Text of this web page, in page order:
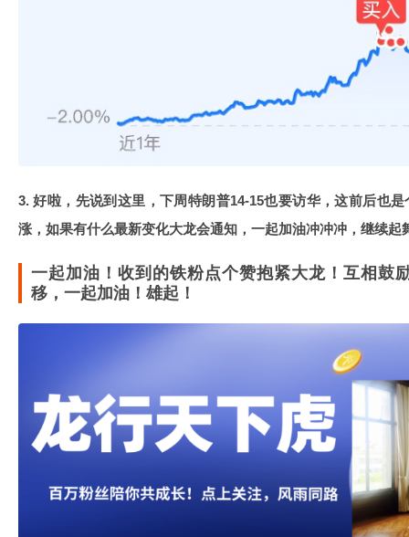
3. 好啦，先说到这里，下周特朗普14-15也要访华，这前后也
涨，如果有什么最新变化大龙会通知，一起加油冲冲冲，继续起
一起加油！收到的铁粉点个赞抱紧大龙！互相鼓
移，一起加油！雄起！